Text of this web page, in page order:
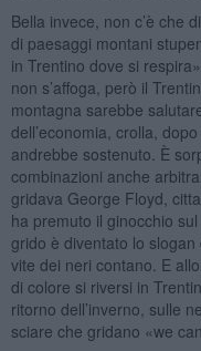
Bella invece, non c’è che
di paesaggi montani
in Trentino dove si
non s’affoga, però il
montagna sarebbe
dell’economia, crolla,
andrebbe sostenuto. È
combinazioni anche
gridava George Floyd,
ha premuto il ginocchio
grido è diventato lo slogan
vite dei neri contano. E
di colore si riversi in
ritorno dell’inverno, sulle
sciare che gridano «we